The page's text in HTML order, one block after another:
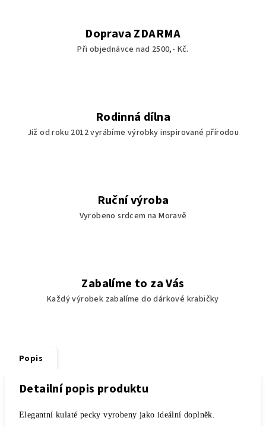
Doprava ZDARMA
Při objednávce nad 2500,- Kč.
Rodinná dílna
Již od roku 2012 vyrábíme výrobky inspirované přírodou
Ruční výroba
Vyrobeno srdcem na Moravě
Zabalíme to za Vás
Každý výrobek zabalíme do dárkové krabičky
Popis
Detailní popis produktu
Elegantní kulaté pecky vyrobeny jako ideální doplněk.